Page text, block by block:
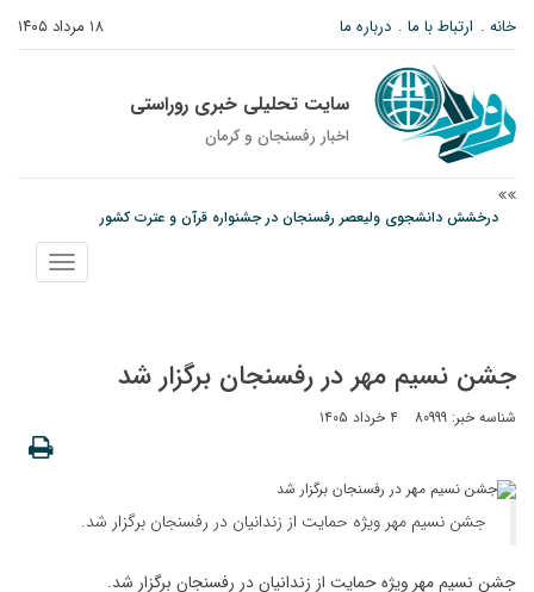
۱۸ مرداد ۱۴۰۵ خانه ارتباط با ما درباره ما
سایت تحلیلی خبری روراستی
اخبار رفسنجان و كرمان
امام جمعه رفسنجان: تقوا لازمه حرفه خبرنگاری است
پیش‌بینی هواشناسی برای استان کرمان؛ از وزش باد و گردوخاک تا رگبار و رعدوبرق
نمایش
منو
جشن نسیم مهر در رفسنجان برگزار شد
شناسه خبر: 80999 ۴ خرداد ۱۴۰۵
جشن نسیم مهر ویژه حمایت از زندانیان در رفسنجان برگزار شد.
جشن نسیم مهر ویژه حمایت از زندانیان در رفسنجان برگزار شد.